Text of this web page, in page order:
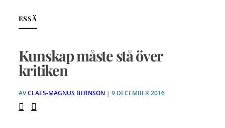
ESSÄ
Kunskap måste stå över
kritiken
AVCLAES-MAGNUS BERNSON| 9 DECEMBER 2016